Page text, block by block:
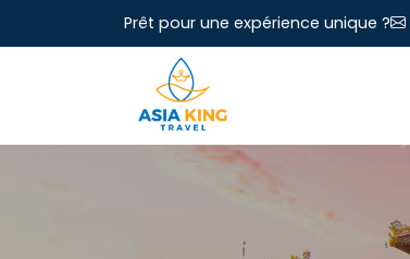
Prêt pour une expérience unique ?